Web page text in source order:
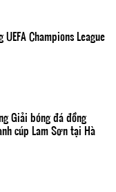
Champions League
Giải bóng đá đồng
cúp Lam Sơn tại Hà